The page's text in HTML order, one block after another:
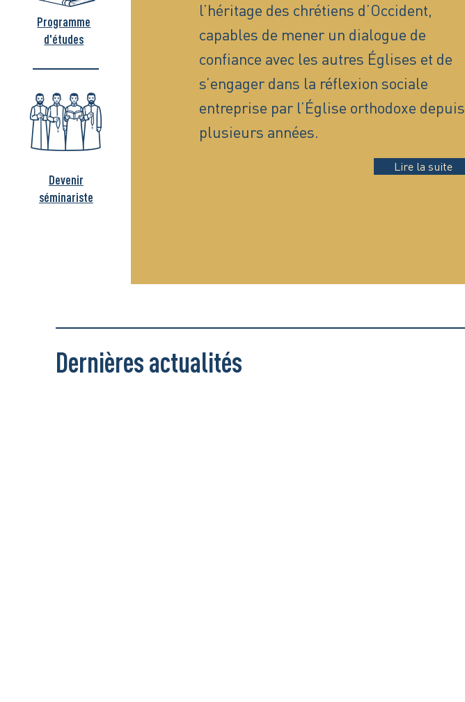
Programme
d'études
Devenir
séminariste
l’héritage des chrétiens d’Occident,
capables de mener un dialogue de
confiance avec les autres Églises et de
s’engager dans la réflexion sociale
entreprise par l’Église orthodoxe depuis
plusieurs années.
Lire la suite
Dernières actualités